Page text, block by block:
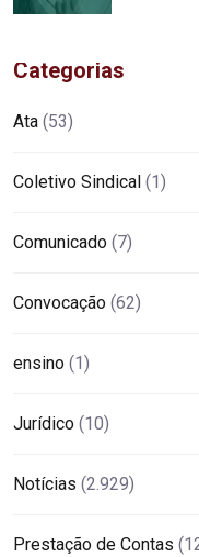
Categorias
Ata (53)
Coletivo Sindical (1)
Comunicado (7)
Convocação (62)
ensino (1)
Jurídico (10)
Notícias (2.929)
Prestação de Contas